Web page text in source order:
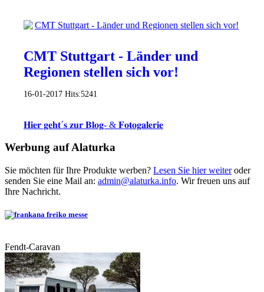
CMT Stuttgart - Länder und
Regionen stellen sich vor!
16-01-2017 Hits:5241
𝐇𝐢𝐞𝐫 𝐠𝐞𝐡𝐭´𝐬 𝐳𝐮𝐫 𝐁𝐥𝐨𝐠- & 𝐅𝐨𝐭𝐨𝐠𝐚𝐥𝐞𝐫𝐢𝐞
Werbung auf Alaturka
Sie möchten für Ihre Produkte werben? Lesen Sie hier weiteroder
senden Sie eine Mail an: admin@alaturka.info. Wir freuen uns auf
Ihre Nachricht.
Fendt-Caravan